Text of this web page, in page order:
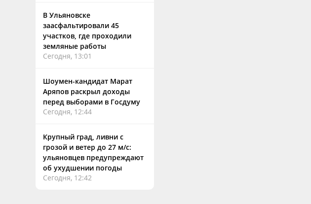
В Ульяновске
заасфальтировали 45
участков, где проходили
земляные работы
Сегодня, 13:01
Шоумен-кандидат Марат
Аряпов раскрыл доходы
перед выборами в Госдуму
Сегодня, 12:44
Крупный град, ливни с
грозой и ветер до 27 м/с:
ульяновцев предупреждают
об ухудшении погоды
Сегодня, 12:42